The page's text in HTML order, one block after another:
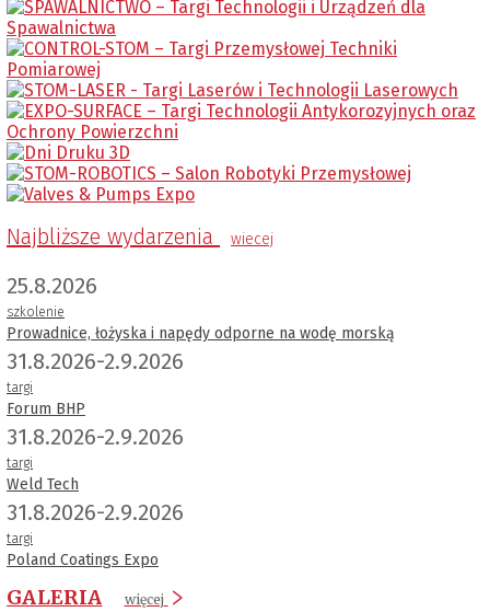
Najbliższe wydarzenia wiecej
25.8.2026
szkolenie
Prowadnice, łożyska i napędy odporne na wodę morską
31.8.2026-2.9.2026
targi
Forum BHP
31.8.2026-2.9.2026
targi
Weld Tech
31.8.2026-2.9.2026
targi
Poland Coatings Expo
GALERIA więcej